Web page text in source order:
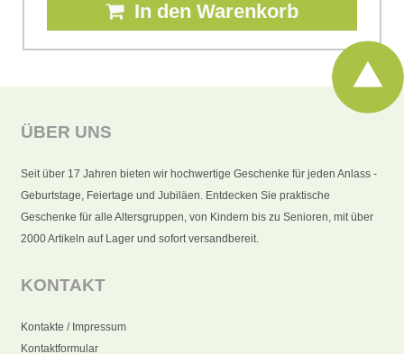
In den Warenkorb
ÜBER UNS
Seit über 17 Jahren bieten wir hochwertige Geschenke für jeden Anlass -
Geburtstage, Feiertage und Jubiläen. Entdecken Sie praktische
Geschenke für alle Altersgruppen, von Kindern bis zu Senioren, mit über
2000 Artikeln auf Lager und sofort versandbereit.
KONTAKT
Kontakte / Impressum
Kontaktformular